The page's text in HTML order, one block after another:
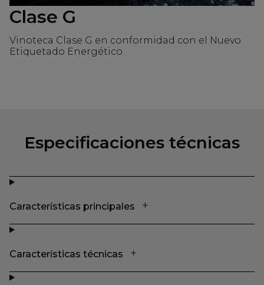
Clase G
Vinoteca Clase G en conformidad con el Nuevo
Etiquetado Energético.
Especificaciones técnicas
Características principales
Características técnicas